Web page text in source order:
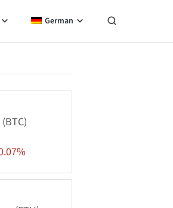
German